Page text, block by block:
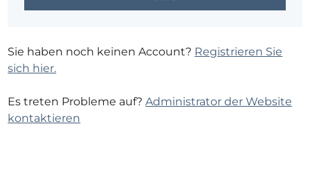
Sie haben noch keinen Account? Registrieren Sie
sich hier.
Es treten Probleme auf?Administrator der Website
kontaktieren